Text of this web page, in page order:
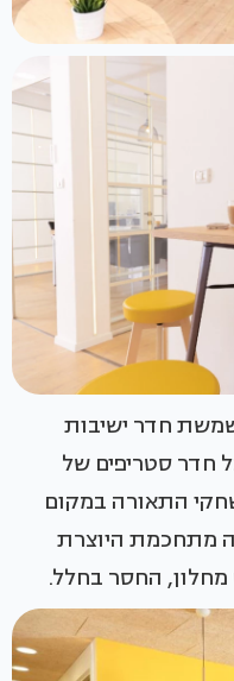
חדר ישיבות
חדר סטריפים של
התאורה במקום
מתחכמת היוצרת
החסר בחלל.